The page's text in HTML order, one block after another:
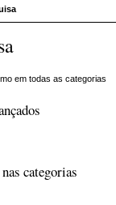
em todas as categorias
categorias